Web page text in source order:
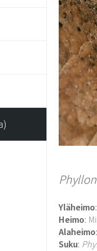
Yläheimo
Heimo:
Alaheimo
Suku: